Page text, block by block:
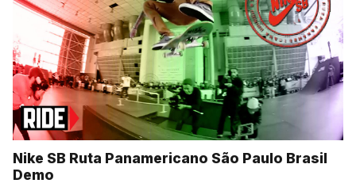
Nike SB Ruta Panamericano São Paulo Brasil
Demo